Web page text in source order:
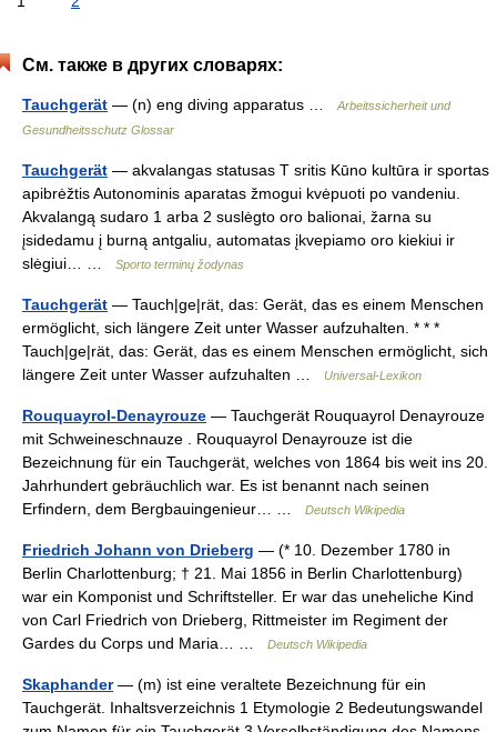
См. также в других словарях:
Tauchgerät — (n) eng diving apparatus …
Arbeitssicherheit und
Gesundheitsschutz Glossar
Tauchgerät — akvalangas statusas T sritis Kūno kultūra ir sportas
apibrėžtis Autonominis aparatas žmogui kvėpuoti po vandeniu.
Akvalangą sudaro 1 arba 2 suslėgto oro balionai, žarna su
įsidedamu į burną antgaliu, automatas įkvepiamo oro kiekiui ir
slėgiui… …
Sporto terminų žodynas
Tauchgerät — Tauch|ge|rät, das: Gerät, das es einem Menschen
ermöglicht, sich längere Zeit unter Wasser aufzuhalten. * * *
Tauch|ge|rät, das: Gerät, das es einem Menschen ermöglicht, sich
längere Zeit unter Wasser aufzuhalten …
Universal-Lexikon
Rouquayrol-Denayrouze — Tauchgerät Rouquayrol Denayrouze
mit Schweineschnauze . Rouquayrol Denayrouze ist die
Bezeichnung für ein Tauchgerät, welches von 1864 bis weit ins 20.
Jahrhundert gebräuchlich war. Es ist benannt nach seinen
Erfindern, dem Bergbauingenieur… …
Deutsch Wikipedia
Friedrich Johann von Drieberg — (* 10. Dezember 1780 in
Berlin Charlottenburg; † 21. Mai 1856 in Berlin Charlottenburg)
war ein Komponist und Schriftsteller. Er war das uneheliche Kind
von Carl Friedrich von Drieberg, Rittmeister im Regiment der
Gardes du Corps und Maria… …
Deutsch Wikipedia
Skaphander— (m) ist eine veraltete Bezeichnung für ein
Tauchgerät. Inhaltsverzeichnis 1 Etymologie 2 Bedeutungswandel